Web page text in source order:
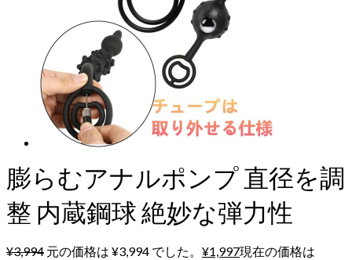
膨らむアナルポンプ 直径を調
整 内蔵鋼球 絶妙な弾力性
¥3,994 元の価格は ¥3,994 でした。 ¥1,997現在の価格は